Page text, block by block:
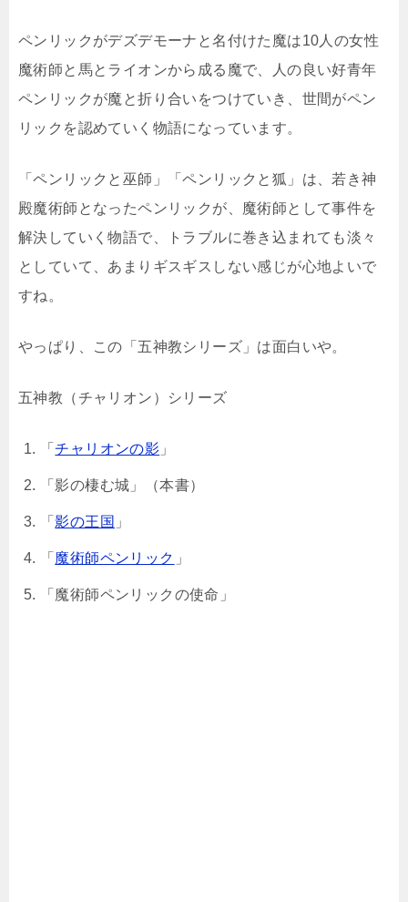
ペンリックがデズデモーナと名付けた魔は10人の女性
魔術師と馬とライオンから成る魔で、人の良い好青年
ペンリックが魔と折り合いをつけていき、世間がペン
リックを認めていく物語になっています。
「ペンリックと巫師」「ペンリックと狐」は、若き神
殿魔術師となったペンリックが、魔術師として事件を
解決していく物語で、トラブルに巻き込まれても淡々
としていて、あまりギスギスしない感じが心地よいで
すね。
やっぱり、この「五神教シリーズ」は面白いや。
五神教（チャリオン）シリーズ
「チャリオンの影 」
「影の棲む城」（本書）
「影の王国 」
「 魔術師ペンリック 」
「魔術師ペンリックの使命」